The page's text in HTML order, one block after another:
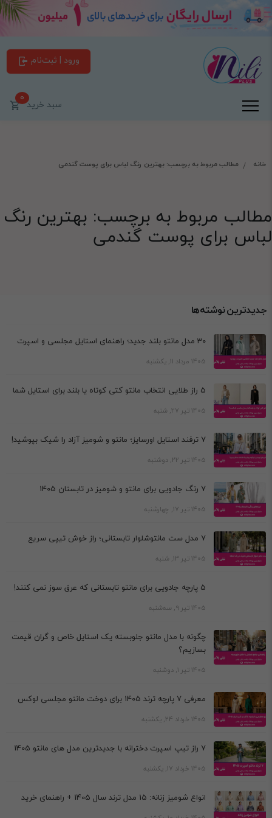
ورود | ثبت‌نام
سبد خرید0
خانه مطالب مربوط به برچسب: بهترین رنگ لباس برای پوست گندمی
مطالب مربوط به برچسب: بهترین رنگ
لباس برای پوست گندمی
جدیدترین نوشته‌ها
30 مدل مانتو بلند جدید؛ راهنمای استایل مجلسی و اسپرت
1405 مرداد 11, یکشنبه
5 راز طلایی انتخاب مانتو کتی کوتاه یا بلند برای استایل شما
1405 تیر 27, شنبه
7 ترفند استایل اورسایز؛ مانتو و شومیز آزاد را شیک بپوشید!
1405 تیر 22, دوشنبه
7 رنگ جادویی برای مانتو و شومیز در تابستان 1405
1405 تیر 17, چهارشنبه
7 مدل ست مانتوشلوار تابستانی؛ راز خوش تیپی سریع
1405 تیر 13, شنبه
5 پارچه جادویی برای مانتو تابستانی که عرق سوز نمی کنند!
1405 تیر 9, سه‌شنبه
چگونه با مدل مانتو جلوبسته یک استایل خاص و گران قیمت
بسازیم؟
1405 تیر 1, دوشنبه
معرفی 7 پارچه ترند 1405 برای دوخت مانتو مجلسی لوکس
1405 خرداد 24, یکشنبه
7 راز تیپ اسپرت دخترانه با جدیدترین مدل های مانتو 1405
1405 خرداد 17, یکشنبه
انواع شومیز زنانه: 15 مدل ترند سال 1405 + راهنمای خرید